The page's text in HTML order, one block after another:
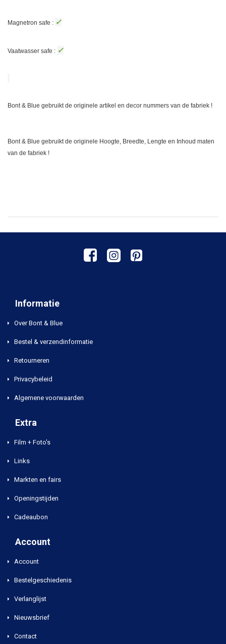
Magnetron safe : ✓
Vaatwasser safe : ✓
Bont & Blue gebruikt de originele artikel en decor nummers van de fabriek !
Bont & Blue gebruikt de originele Hoogte, Breedte, Lengte en Inhoud maten
van de fabriek !
Informatie
Over Bont & Blue
Bestel & verzendinformatie
Retourneren
Privacybeleid
Algemene voorwaarden
Extra
Film + Foto's
Links
Markten en fairs
Openingstijden
Cadeaubon
Account
Account
Bestelgeschiedenis
Verlanglijst
Nieuwsbrief
Contact